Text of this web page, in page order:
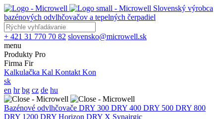
Slovenský výrobca
bazénových odvlhčovačov a tepelných čerpadiel
+ 421 31 770 70 82 slovensko@microwell.sk
menu
Produkty Pro
Firma Fir
Kalkulačka Kal Kontakt Kon
sk
en hr bg cz de hu
Bazénové odvlhčovače DRY 300 DRY 400 DRY 500 DRY 800
DRY 1200 DRY Horizon DRY X Synairgic